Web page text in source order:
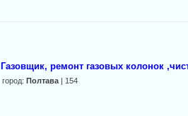
Газовщик, ремонт газовых колонок
город: Полтава| 154